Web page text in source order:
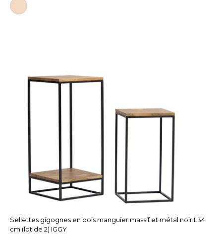
Sellettes gigognes en bois manguier massif et métal noir L34
cm (lot de 2) IGGY